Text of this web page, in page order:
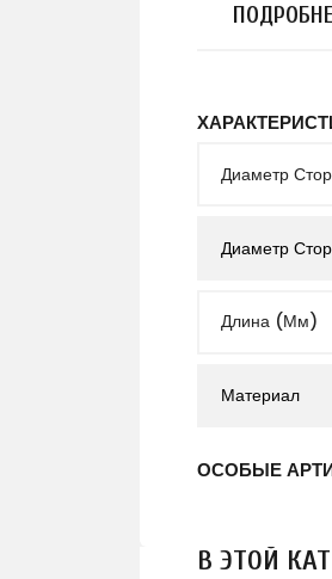
Диаметр
Диаметр
Длина (мм)
Материал
ОСОБЫЕ
В ЭТОЙ